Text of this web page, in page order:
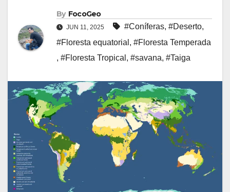
By FocoGeo
JUN 11, 2025 #Coníferas, #Deserto,
#Floresta equatorial , #Floresta Temperada
, #Floresta Tropical , #savana, #Taiga